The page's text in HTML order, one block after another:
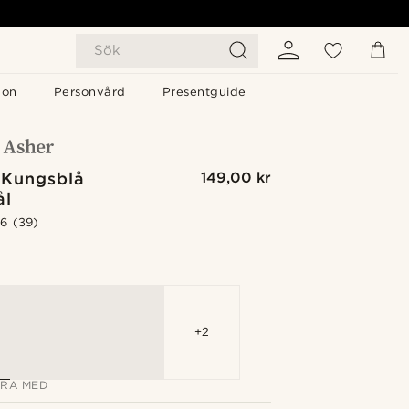
Sök
Personvård Presentguide
149,00 kr
(39)
+2
MED